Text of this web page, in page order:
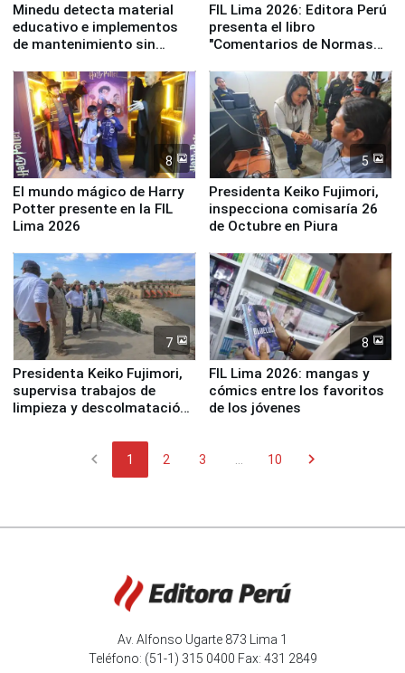
Minedu detecta material
educativo e implementos
de mantenimiento sin
la UGEL 2
FIL Lima 2026: Editora Perú
presenta el libro
"Comentarios de Normas
Derecho Colectivo"
8
El mundo mágico de Harry
Potter presente en la FIL
Lima 2026
5
Presidenta Keiko Fujimori,
inspecciona comisaría 26
de Octubre en Piura
7
Presidenta Keiko Fujimori,
supervisa trabajos de
limpieza y descolmatación
8
FIL Lima 2026: mangas y
cómics entre los favoritos
de los jóvenes
chevron_left 1 2 3 10 chevron_right
Av. Alfonso Ugarte 873 Lima 1
Teléfono: (51-1) 315 0400 Fax: 431 2849